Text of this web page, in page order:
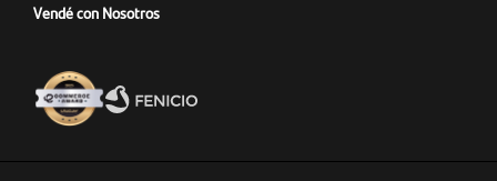
Vendé con Nosotros